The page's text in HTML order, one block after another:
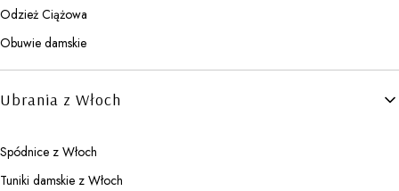
Odzież Ciążowa
Obuwie damskie
Ubrania z Włoch
Spódnice z Włoch
Tuniki damskie z Włoch